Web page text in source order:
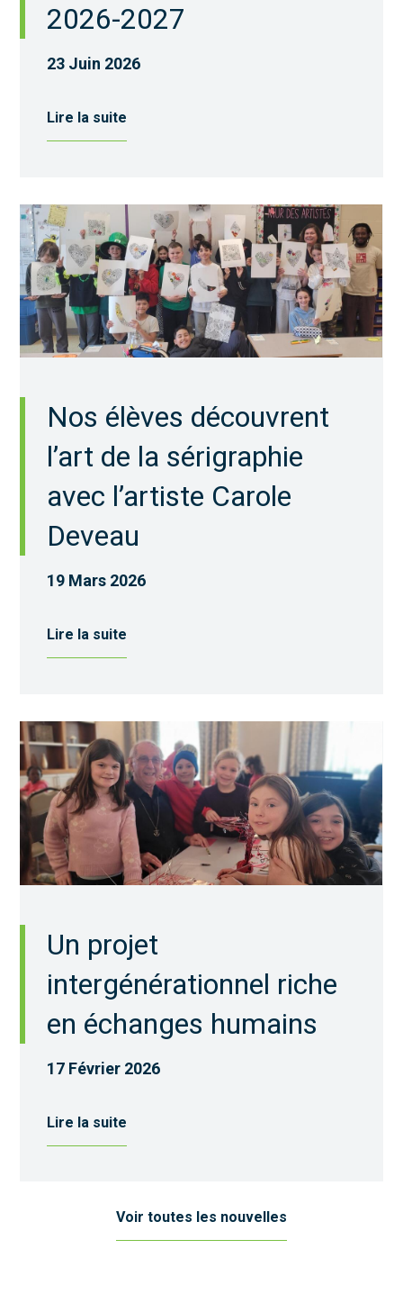
2026-2027
23 Juin 2026
Lire la suite
Nos élèves découvrent
l’art de la sérigraphie
avec l’artiste Carole
Deveau
19 Mars 2026
Lire la suite
Un projet
intergénérationnel riche
en échanges humains
17 Février 2026
Lire la suite
Voir toutes les nouvelles